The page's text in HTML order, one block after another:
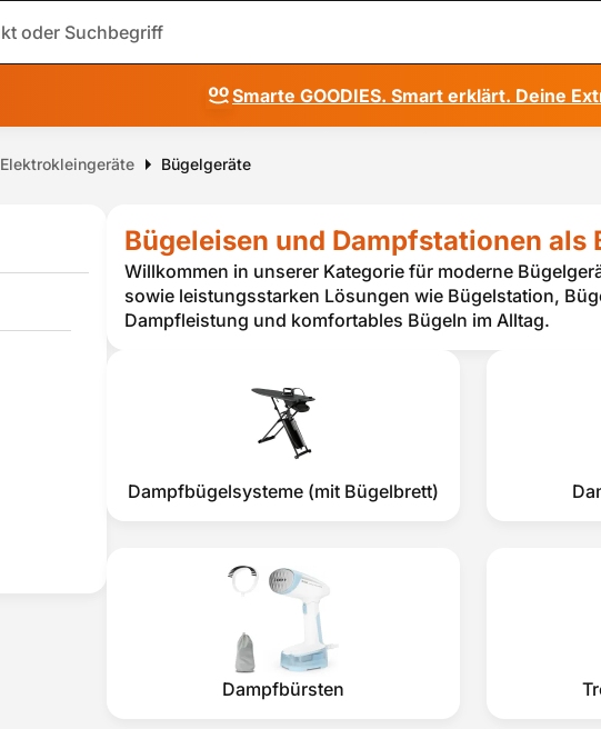
Smarte GOODIES. Smart erklärt. Deine
Elektrokleingeräte Bügelgeräte
Bügeleisen und Dampfstationen als
Willkommen in unserer Kategorie für moderne
sowie leistungsstarken Lösungen wie Bügelstation,
Dampfleistung und komfortables Bügeln im Alltag.
Dampfbügelsysteme (mit Bügelbrett)
Dampfbürsten